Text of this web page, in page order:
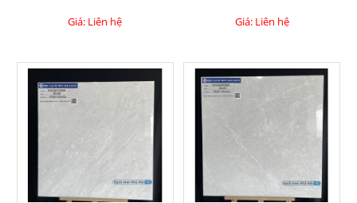
Giá: Liên hệ Giá: Liên hệ